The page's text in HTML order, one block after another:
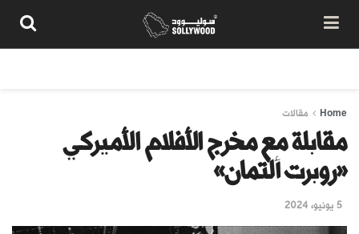
Home مقالات
مقابلة مع مخرج الأفلام الأميركي
«روبرت ألتمان»
5 يونيو، 2024